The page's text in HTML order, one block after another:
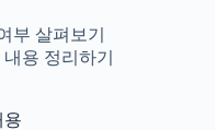
부 살펴보기
용 정리하기
용